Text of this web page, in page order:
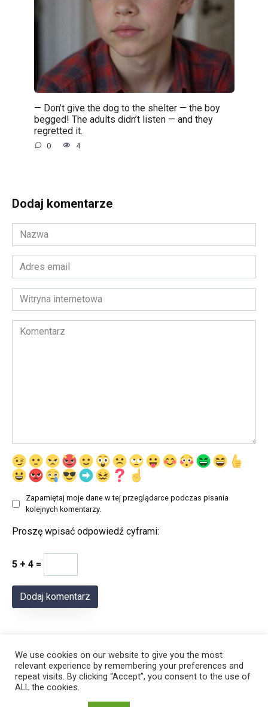
— Don’t give the dog to the shelter — the boy
begged! The adults didn’t listen — and they
regretted it.
0 4
Dodaj komentarze
Nazwa
*
Adres
email
*Witryna
internetowa
Komentarz
Zapamiętaj moje dane w tej przeglądarce podczas pisania
kolejnych komentarzy.
Proszę wpisać odpowiedź cyframi:
5 + 4 =
We use cookies on our website to give you the most
relevant experience by remembering your preferences and
repeat visits. By clicking “Accept”, you consent to the use of
ALL the cookies.